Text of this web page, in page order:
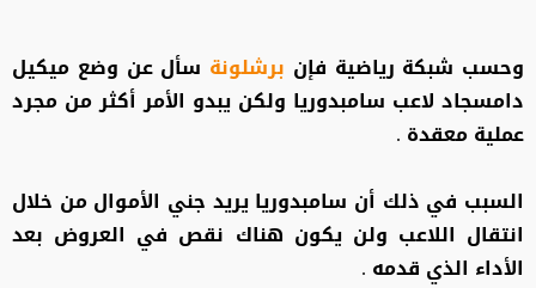
وحسب شبكة رياضية فإن برشلونة سأل عن وضع ميكيل
دامسجاد لاعب سامبدوريا ولكن يبدو الأمر أكثر من مجرد
عملية معقدة .
السبب في ذلك أن سامبدوريا يريد جني الأموال من خلال
انتقال اللاعب ولن يكون هناك نقص في العروض بعد
الأداء الذي قدمه .